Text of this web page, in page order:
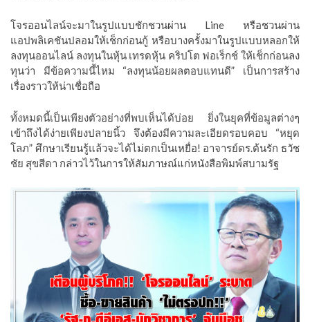
โจรออนไลน์จะมาในรูปแบบชักชวนผ่าน Line หรือชวนผ่าน
แอปพลิเคชันปลอมให้เช็กก่อนกู้ หรือบางครั้งมาในรูปแบบหลอกให้
ลงทุนออนไลน์ ลงทุนในหุ้น เทรดหุ้น คริปโต ฟอเร็กช์ ให้เช็กก่อนลง
ทุนว่า มีข้อความนี้ไหม “ลงทุนน้อยผลตอบแทนดี” เป็นการสร้าง
เรื่องราวให้น่าเชื่อถือ
ทั้งหมดนี้เป็นเพียงตัวอย่างที่พบเห็นได้บ่อย ยิ่งในยุคที่ข้อมูลต่างๆ
เข้าถึงได้ง่ายเพียงปลายนิ้ว จึงต้องมีความละเอียดรอบคอบ “หยุด
โลภ” ศึกษาเรียนรู้แล้วจะได้ไม่ตกเป็นเหยื่อ! อาจารย์ดร.ต้นรัก ธวัช
ชัย สุขสีดา กล่าวไว้ในการให้สัมภาษณ์แก่หนังสือพิมพ์สบามรัฐ